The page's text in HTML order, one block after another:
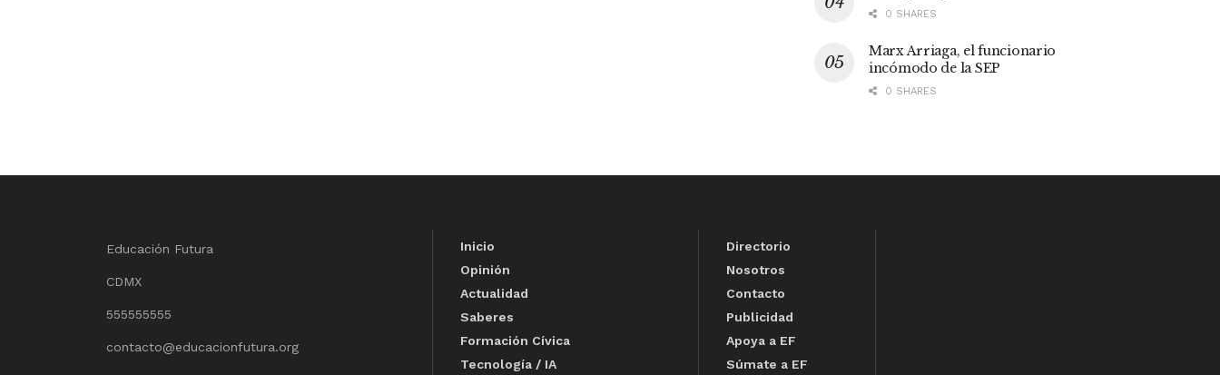
0 SHARES
Marx Arriaga, el funcionario
incómodo de la SEP
0 SHARES
Educación Futura
CDMX
555555555
contacto@educacionfutura.org
Inicio
Opinión
Actualidad
Saberes
Formación Cívica
Tecnología / IA
Directorio
Nosotros
Contacto
Publicidad
Apoya a EF
Súmate a EF